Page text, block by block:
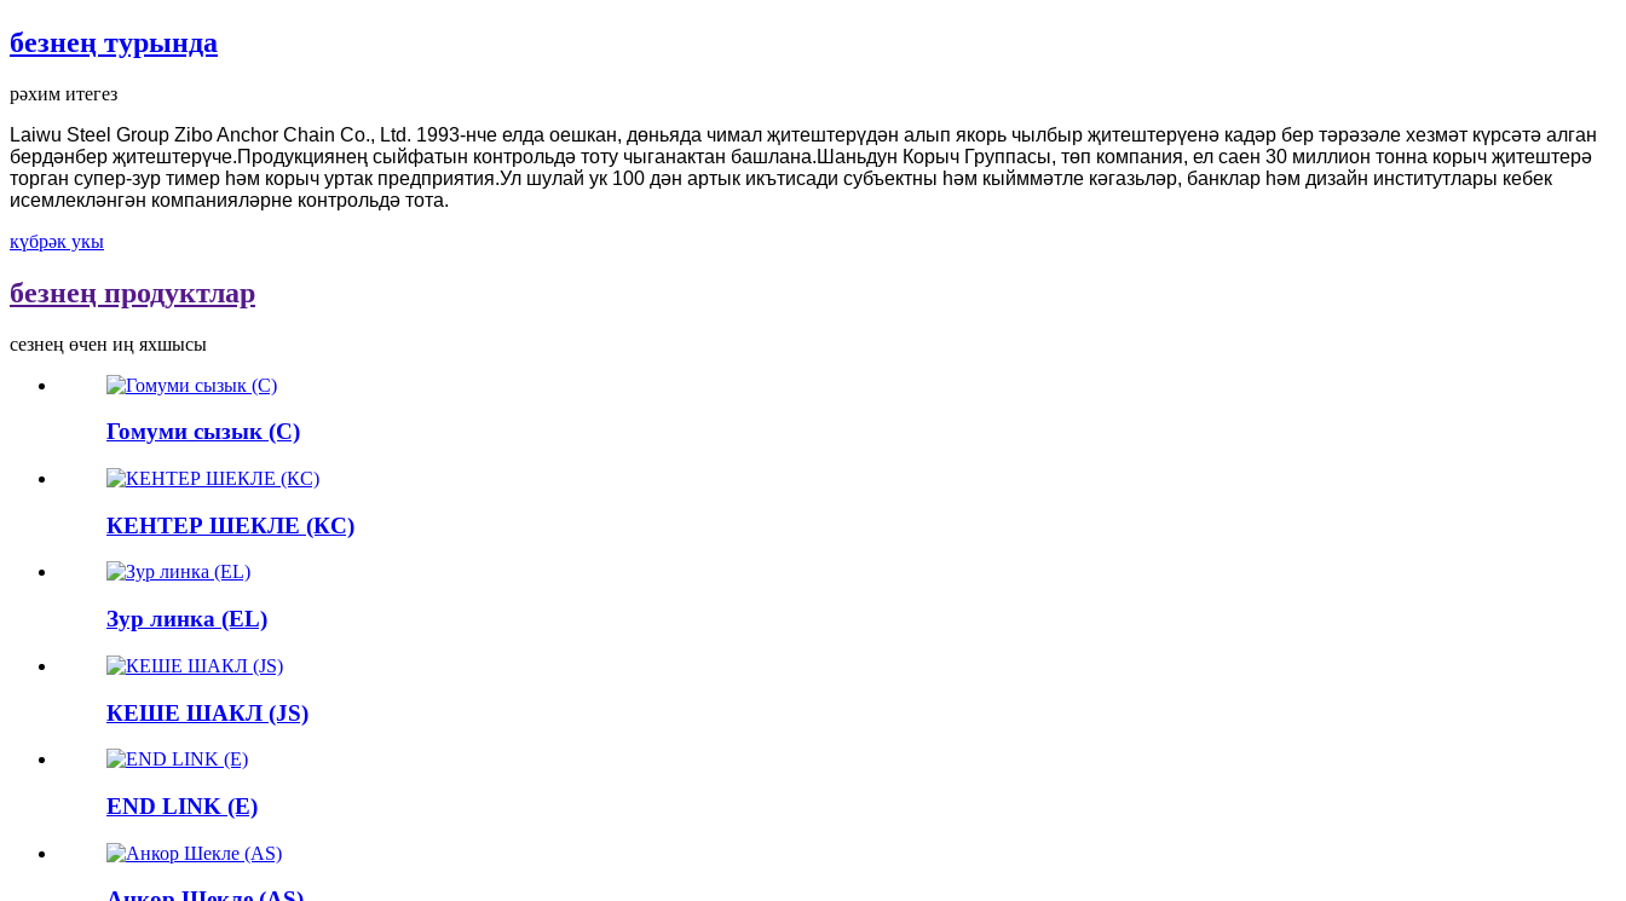
безнең турында
рәхим итегез
Laiwu Steel Group Zibo Anchor Chain Co., Ltd. 1993-нче елда оешкан, дөньяда чимал җитештерүдән алып якорь чылбыр җитештерүенә кадәр бер тәрәзәле хезмәт күрсәтә алган
бердәнбер җитештерүче.Продукциянең сыйфатын контрольдә тоту чыганактан башлана.Шаньдун Корыч Группасы, төп компания, ел саен 30 миллион тонна корыч җитештерә
торган супер-зур тимер һәм корыч уртак предприятия.Ул шулай ук ​​100 дән артык икътисади субъектны һәм кыйммәтле кәгазьләр, банклар һәм дизайн институтлары кебек
исемлекләнгән компанияләрне контрольдә тота.
күбрәк укы
безнең продуктлар
сезнең өчен иң яхшысы
Гомуми сызык (С)
КЕНТЕР ШЕКЛЕ (КС)
Зур линка (EL)
КЕШЕ ШАКЛ (JS)
END LINK (E)